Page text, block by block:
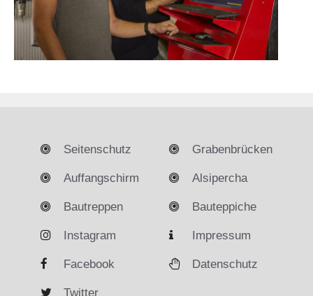
Seitenschutz
Auffangschirm
Bautreppen
Grabenbrücken
Alsipercha
Bauteppiche
Instagram
Facebook
Twitter
Impressum
Datenschutz